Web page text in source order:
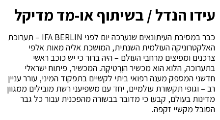
עידו הנדל / בשיתוף או-מד מדיקל
כבר במסיבת העיתונאים שנערכה יום לפני IFA BERLIN – תערוכת
האלקטרוניקה העולמית השנתית, המושכת אליה מאות אלפי
צרכנים ומפיצים מרחבי העולם – היה ברור כי יש כוכב ראשי
בתערוכה, הלוא הוא מכשיר הוֶרְטִיקָה. המכשיר, פיתוח ישראלי
חדשני המספק מענה רפואי ביתי לקשיים בתפקוד המיני, עורר עניין
רב – וגופי תקשורת עולמיים, יחד עם משפיעני רשת מובילים ממגוון
מדינות בעולם, קבעו כי מדובר בבשורה מהפכנית עבור כל גבר
הסובל מקשיי זקפה.